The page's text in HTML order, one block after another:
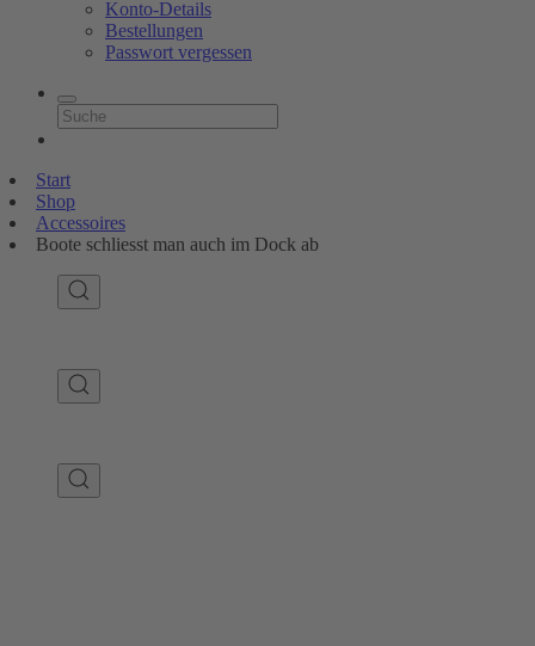
Konto-Details
Bestellungen
Passwort vergessen
Start
Shop
Accessoires
Boote schliesst man auch im Dock ab